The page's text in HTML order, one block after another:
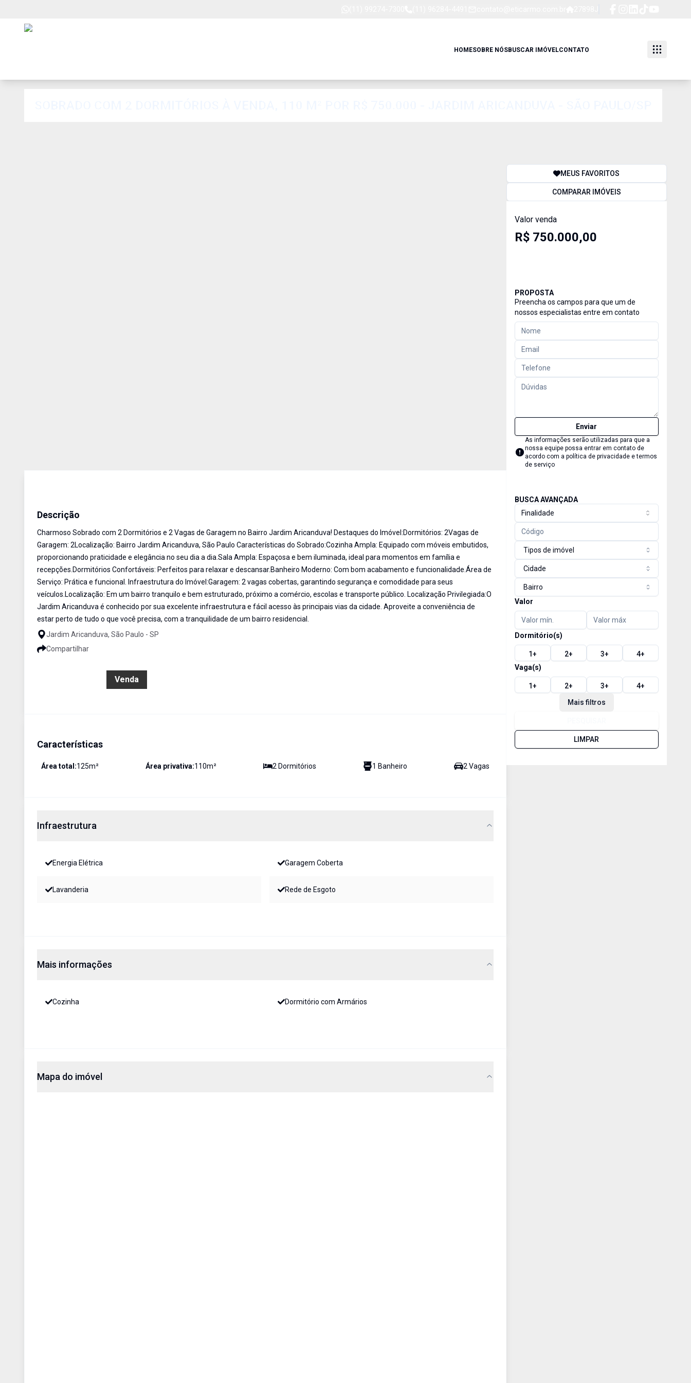
HOMESOBRE NÓSBUSCAR IMÓVELCONTATO
Descrição
Charmoso Sobrado com 2 Dormitórios e 2 Vagas de Garagem no Bairro Jardim Aricanduva! Destaques do Imóvel:Dormitórios: 2Vagas de
Garagem: 2Localização: Bairro Jardim Aricanduva, São Paulo Características do Sobrado:Cozinha Ampla: Equipado com móveis embutidos,
proporcionando praticidade e elegância no seu dia a dia.Sala Ampla: Espaçosa e bem iluminada, ideal para momentos em família e
recepções.Dormitórios Confortáveis: Perfeitos para relaxar e descansar.Banheiro Moderno: Com bom acabamento e funcionalidade.Área de
Serviço: Prática e funcional. Infraestrutura do Imóvel:Garagem: 2 vagas cobertas, garantindo segurança e comodidade para seus
veículos.Localização: Em um bairro tranquilo e bem estruturado, próximo a comércio, escolas e transporte público. Localização Privilegiada:O
Jardim Aricanduva é conhecido por sua excelente infraestrutura e fácil acesso às principais vias da cidade. Aproveite a conveniência de
estar perto de tudo o que você precisa, com a tranquilidade de um bairro residencial.
Jardim Aricanduva, São Paulo - SP
Compartilhar
Venda
Características
Área total:125m² Área privativa:110m² 2 Dormitórios 1 Banheiro 2 Vagas
Infraestrutura
Energia Elétrica Garagem Coberta
Lavanderia Rede de Esgoto
Mais informações
Cozinha Dormitório com Armários
Mapa do imóvel
MEUS FAVORITOS
COMPARAR IMÓVEIS
Valor venda
R$ 750.000,00
PROPOSTA
Preencha os campos para que um de
nossos especialistas entre em contato
Enviar
As informações serão utilizadas para que a
nossa equipe possa entrar em contato de
acordo com a política de privacidade e termos
de serviço
BUSCA AVANÇADA
Finalidade
Tipos de imóvel
Cidade
Bairro
Valor
Dormitório(s)
1+ 2+ 3+ 4+
Vaga(s)
1+ 2+ 3+ 4+
Mais filtros
LIMPAR